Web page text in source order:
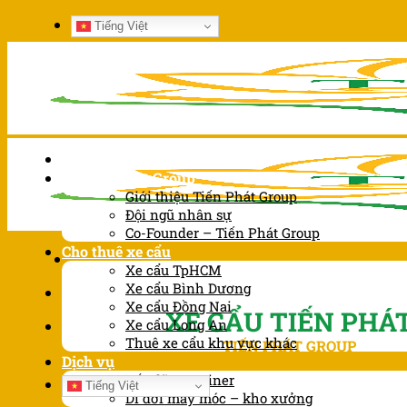
Chuyển
đến
Tiếng Việt
XE CẨU TIẾN
TIẾN PHÁT GROUP
Tiếng Việt
Về Tiến Phát Group
Giới thiệu Tiến Phát Group
Đội ngũ nhân sự
Co-Founder – Tiến Phát Group
Cho thuê xe cẩu
Xe cẩu TpHCM
Xe cẩu Bình Dương
Xe cẩu Đồng Nai
Xe cẩu Long An
Thuê xe cẩu khu vực khác
Dịch vụ
Bốc dỡ container
Di dời máy móc – kho xưởng